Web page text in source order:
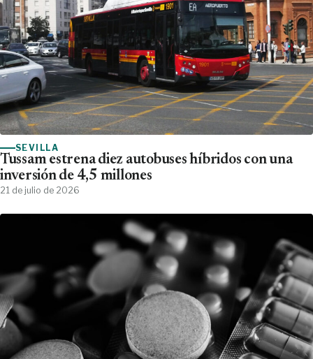
SEVILLA
Tussam estrena diez autobuses híbridos con una
inversión de 4,5 millones
21 de julio de 2026